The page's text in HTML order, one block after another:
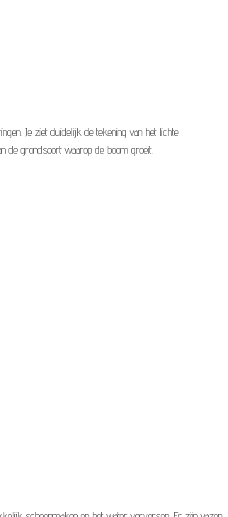
Je ziet duidelijk de tekening van het lichte
de grondsoort waarop de boom groeit.